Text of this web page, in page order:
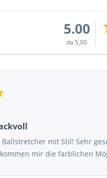
5.00
da 5,00
mit Stil! Sehr
mir die farblichen